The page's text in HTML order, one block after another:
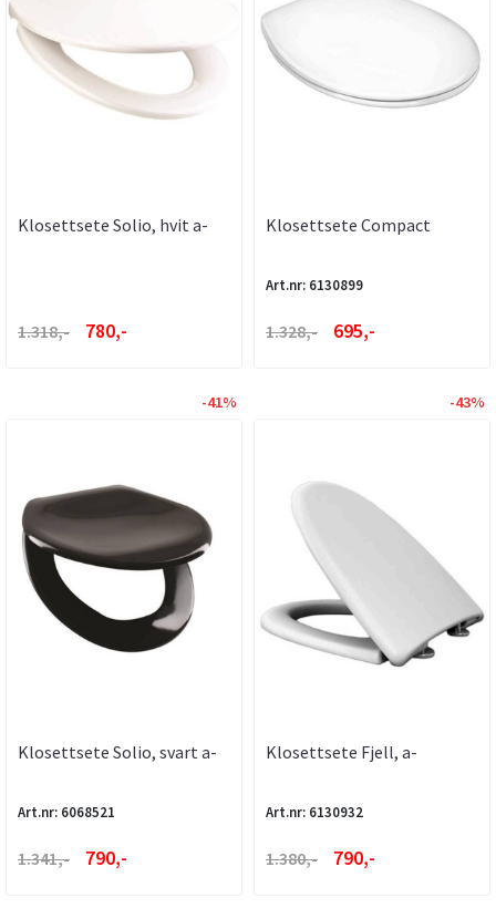
Klosettsete Solio, hvit a-
1.318,- 780,-
Klosettsete Compact
Art.nr: 6130899
1.328,- 695,-
-41%
Klosettsete Solio, svart a-
Art.nr: 6068521
1.341,- 790,-
-43%
Klosettsete Fjell, a-
Art.nr: 6130932
1.380,- 790,-